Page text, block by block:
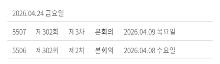
분
자
유
발
2026.04.24 금요일
5507
제302회 제3차 본회의
2026.04.09 목요일
5506
제302회 제2차 본회의 2026.04.08 수요일